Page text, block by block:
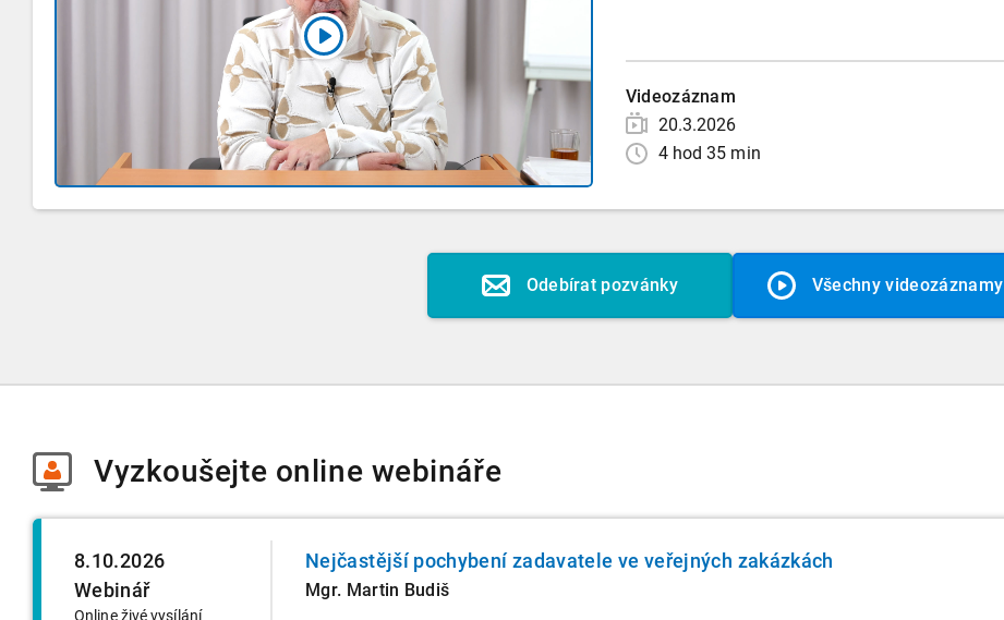
Videozáznam
20.3.2026
4 hod 35 min
Odebírat pozvánky Všechny videozáznamy
Vyzkoušejte online webináře
8.10.2026
Webinář
Online živé vysílání
Nejčastější pochybení zadavatele ve veřejných zakázkách
Mgr. Martin Budiš